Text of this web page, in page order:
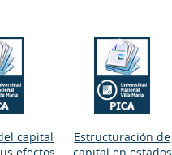
capital
Estructuración de